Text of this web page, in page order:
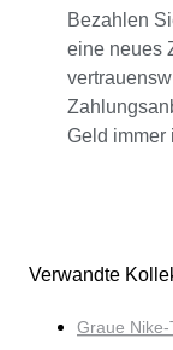
Bezahlen
eine neues
Geld immer
Verwandte
Graue